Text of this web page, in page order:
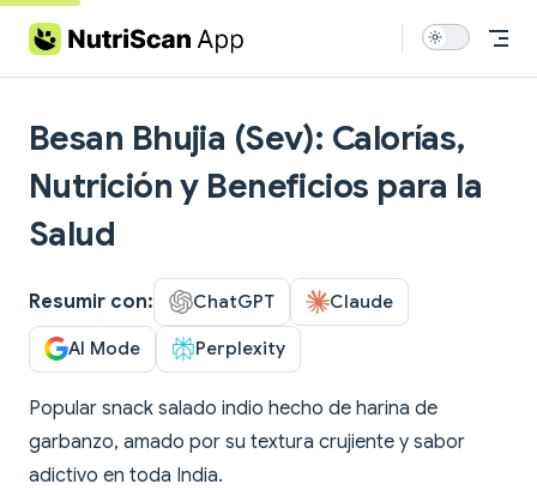
Skip to content
Besan Bhujia (Sev): Calorías,
Nutrición y Beneficios para la
Salud
Resumir con: ChatGPT Claude
AI Mode Perplexity
Popular snack salado indio hecho de harina de
garbanzo, amado por su textura crujiente y sabor
adictivo en toda India.